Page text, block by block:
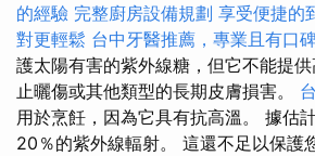
的經驗 完整廚房設備規劃 享受便捷的
對更輕鬆 台中牙醫推薦，專業且有口
護太陽有害的紫外線糖，但它不能提
止曬傷或其他類型的長期皮膚損害。
用於烹飪，因為它具有抗高溫。 據估
20％的紫外線輻射。 這還不足以保護